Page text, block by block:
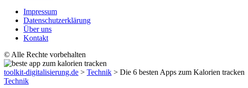
Impressum
Datenschutzerklärung
Über uns
Kontakt
© Alle Rechte vorbehalten
toolkit-digitalisierung.de > Technik > Die 6 besten Apps zum Kalorien tracken
Technik